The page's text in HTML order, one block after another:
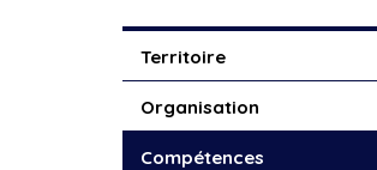
Territoire
Organisation
Compétences